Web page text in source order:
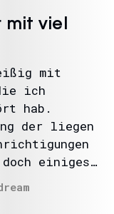
viel
mit
ich
hab.
der liegen
einiges…